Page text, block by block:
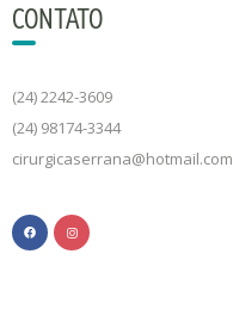
CONTATO
(24) 2242-3609
(24) 98174-3344
cirurgicaserrana@hotmail.com